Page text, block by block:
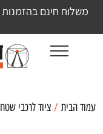
עמוד הבית / ציוד לרכבי שטח